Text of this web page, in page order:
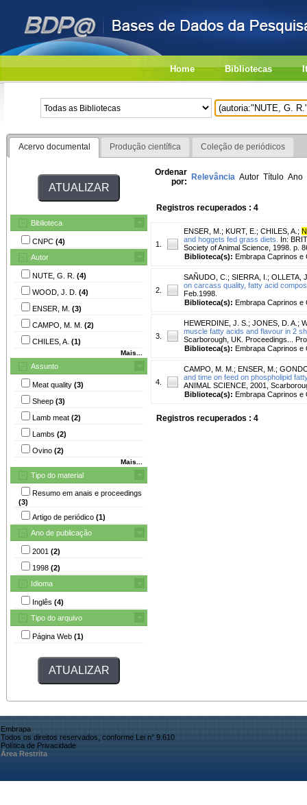
Home Bibliotecas
Acervo documental Produção científica Coleção de periódicos
Biblioteca
CNPC (4)
Autor
NUTE, G. R. (4)
WOOD, J. D. (4)
ENSER, M. (3)
CAMPO, M. M. (2)
CHILES, A. (1)
Mais...
Assunto
Meat quality (3)
Sheep (3)
Lamb meat (2)
Lambs (2)
Ovino (2)
Mais...
Tipo do material
Resumo em anais e proceedings
(3)
Artigo de periódico (1)
Ano de publicação
2001 (2)
1998 (2)
Idioma
Inglês (4)
Tipo do arquivo
Página Web (1)
Ordenar
por: Relevância Autor Título Ano
Registros recuperados : 4
1.
ENSER, M. ; KURT, E. ; CHILES, A. ;
and hoggets fed grass diets.
In:
Society of Animal Science, 1998. p.
Biblioteca(s): Embrapa Caprinos e
2.
SAÑUDO, C. ; SIERRA, I. ; OLLETA,
on carcass quality, fatty acid
Feb.1998.
Biblioteca(s): Embrapa Caprinos e
3.
HEWERDINE, J. S. ; JONES, D. A. ;
muscle fatty acids and flavour in 2
Scarborough, UK. Proceedings...
Biblioteca(s): Embrapa Caprinos e
4.
CAMPO, M. M. ; ENSER, M. ;
and time on feed on phospholipid
ANIMAL SCIENCE, 2001,
Biblioteca(s): Embrapa Caprinos e
Registros recuperados : 4
Embrapa
Todos os direitos reservados, conforme Lei n° 9.610
Política de Privacidade
Área Restrita